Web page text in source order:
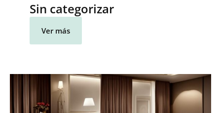
Sin categorizar
Ver más